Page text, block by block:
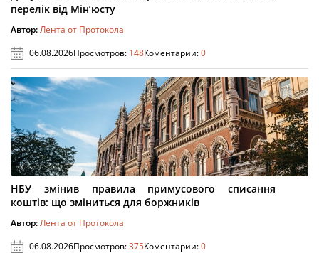
перелік від Мін’юсту
Автор:Лента от Протокола
06.08.2026Просмотров: 148Коментарии:0
НБУ змінив правила примусового списання
коштів: що зміниться для боржників
Автор:Лента от Протокола
06.08.2026Просмотров:375Коментарии:0